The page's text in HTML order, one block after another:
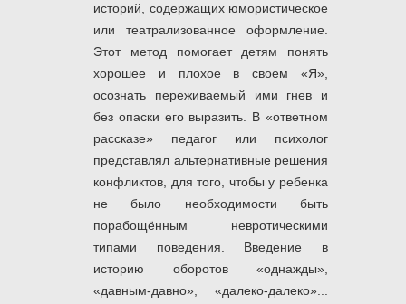
историй, содержащих юмористическое
или театрализованное оформление.
Этот метод помогает детям понять
хорошее и плохое в своем «Я»,
осознать переживаемый ими гнев и
без опаски его выразить. В «ответном
рассказе» педагог или психолог
представлял альтернативные решения
конфликтов, для того, чтобы у ребенка
не было необходимости быть
порабощённым невротическими
типами поведения. Введение в
историю оборотов «однажды»,
«давным-давно», «далеко-далеко»...